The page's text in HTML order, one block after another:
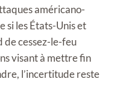
américano-
si les États-Unis et
de cessez-le-feu
visant à mettre fin
l’incertitude reste